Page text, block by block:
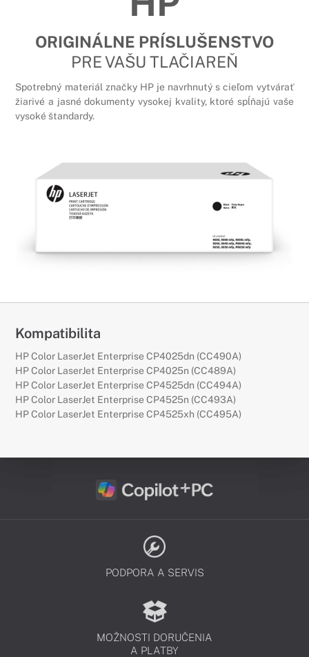
ORIGINÁLNE PRÍSLUŠENSTVO
PRE VAŠU TLAČIAREŇ
Spotrebný materiál značky HP je navrhnutý s cieľom vytvárať
žiarivé a jasné dokumenty vysokej kvality, ktoré spĺňajú vaše
vysoké štandardy.
Kompatibilita
HP Color LaserJet Enterprise CP4025dn (CC490A)
HP Color LaserJet Enterprise CP4025n (CC489A)
HP Color LaserJet Enterprise CP4525dn (CC494A)
HP Color LaserJet Enterprise CP4525n (CC493A)
HP Color LaserJet Enterprise CP4525xh (CC495A)
PODPORA A SERVIS
MOŽNOSTI DORUČENIA
A PLATBY